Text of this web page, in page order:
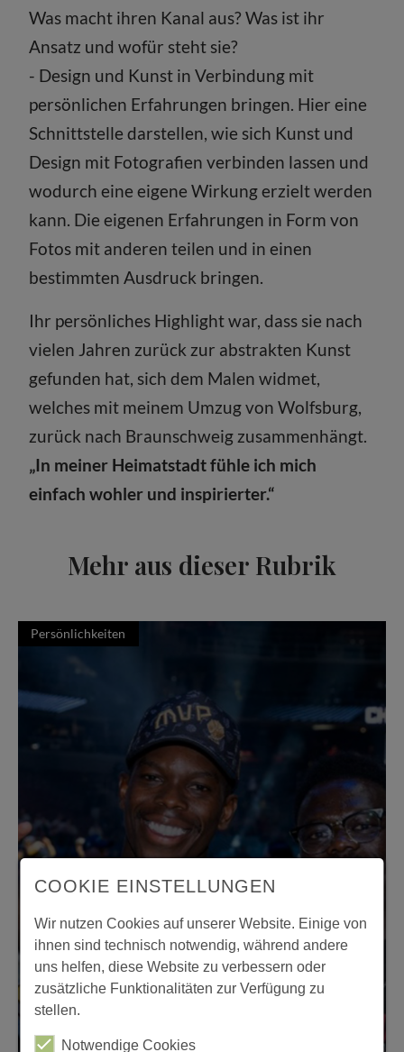
Was macht ihren Kanal aus? Was ist ihr
Ansatz und wofür steht sie?
- Design und Kunst in Verbindung mit
persönlichen Erfahrungen bringen. Hier eine
Schnittstelle darstellen, wie sich Kunst und
Design mit Fotografien verbinden lassen und
wodurch eine eigene Wirkung erzielt werden
kann. Die eigenen Erfahrungen in Form von
Fotos mit anderen teilen und in einen
bestimmten Ausdruck bringen.
Ihr persönliches Highlight war, dass sie nach
vielen Jahren zurück zur abstrakten Kunst
gefunden hat, sich dem Malen widmet,
welches mit meinem Umzug von Wolfsburg,
zurück nach Braunschweig zusammenhängt.
„In meiner Heimatstadt fühle ich mich
einfach wohler und inspirierter.“
Mehr aus dieser Rubrik
Persönlichkeiten
COOKIE EINSTELLUNGEN
Wir nutzen Cookies auf unserer Website. Einige von
ihnen sind technisch notwendig, während andere
uns helfen, diese Website zu verbessern oder
zusätzliche Funktionalitäten zur Verfügung zu
stellen.
Notwendige Cookies